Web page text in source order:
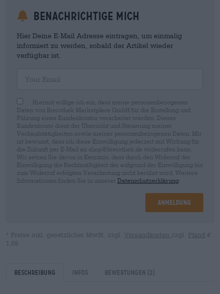
Benachrichtige mich
Hier Deine E-Mail Adresse eintragen, um einmalig
informiert zu werden, sobald der Artikel wieder
verfügbar ist.
Hiermit willige ich ein, dass meine personenbezogenen
Daten von Bierothek Marketplace GmbH für die Erstellung und
Führung eines Kundenkontos verarbeitet werden. Dieses
Kundenkonto dient der Übersicht und Steuerung meiner
Verkaufstätigkeiten sowie meiner personenbezogenen Daten. Mir
ist bewusst, dass ich diese Einwilligung jederzeit mit Wirkung für
die Zukunft per E-Mail an shop@bierothek.de widerrufen kann.
Wir setzen Sie davon in Kenntnis, dass durch den Widerruf der
Einwilligung die Rechtmäßigkeit der aufgrund der Einwilligung bis
zum Widerruf erfolgten Verarbeitung nicht berührt wird. Weitere
Informationen finden Sie in unserer Datenschutzerklärung
Anmeldung
* Preise inkl. gesetzlicher MwSt. zzgl. Versandkosten zzgl. Pfand €
1,68
Beschreibung Infos Bewertungen (2)